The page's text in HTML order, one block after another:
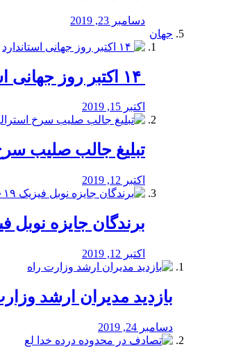
دسامبر 23, 2019
جهان
اکتبر 15, 2019
تبلیغ جالب صلیب سرخ
اکتبر 12, 2019
برندگان جایزه نوبل
اکتبر 12, 2019
بازدید مدیران ارشد
دسامبر 24, 2019